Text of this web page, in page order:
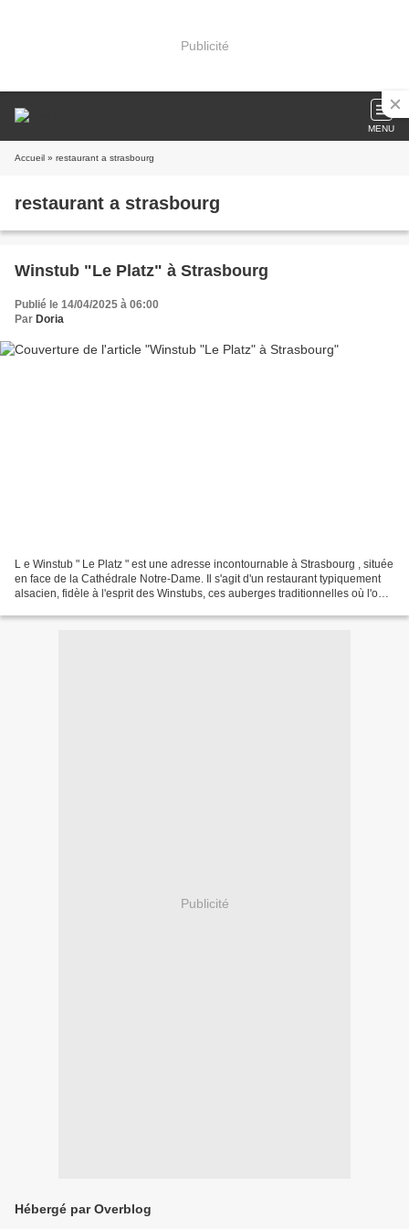
Publicité
MENU
Accueil » restaurant a strasbourg
restaurant a strasbourg
Winstub "Le Platz" à Strasbourg
Publié le 14/04/2025 à 06:00
Par Doria
L e Winstub " Le Platz " est une adresse incontournable à Strasbourg , située
en face de la Cathédrale Notre-Dame. Il s'agit d'un restaurant typiquement
alsacien, fidèle à l'esprit des Winstubs, ces auberges traditionnelles où l'on
Publicité
Hébergé par Overblog